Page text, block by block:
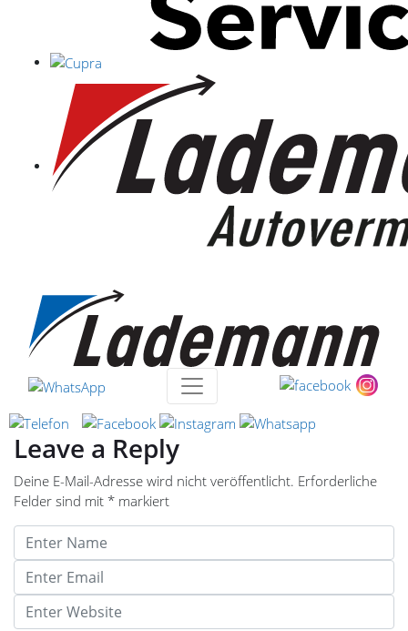
Leave a Reply
Deine E-Mail-Adresse wird nicht veröffentlicht. Erforderliche
Felder sind mit * markiert